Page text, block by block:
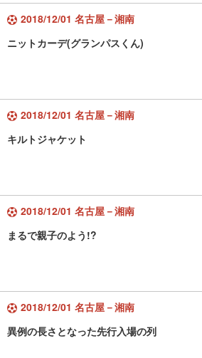
2018/12/01 名古屋－湘南
ニットカーデ(グランパスくん)
2018/12/01 名古屋－湘南
キルトジャケット
2018/12/01 名古屋－湘南
まるで親子のよう!?
2018/12/01 名古屋－湘南
異例の長さとなった先行入場の列